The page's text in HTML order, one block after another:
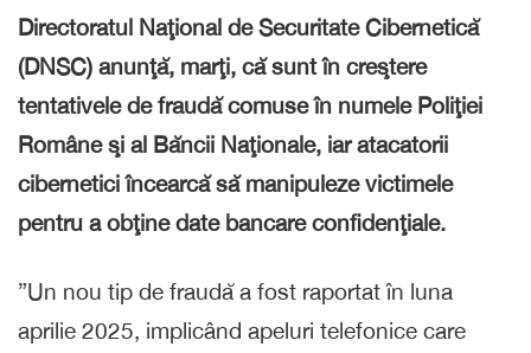
Directoratul Naţional de Securitate Cibernetică
(DNSC) anunţă, marţi, că sunt în creştere
tentativele de fraudă comuse în numele Poliţiei
Române şi al Băncii Naţionale, iar atacatorii
cibernetici încearcă să manipuleze victimele
pentru a obţine date bancare confidenţiale.
”Un nou tip de fraudă a fost raportat în luna
aprilie 2025, implicând apeluri telefonice care